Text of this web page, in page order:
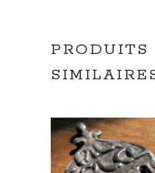
PRODUITS